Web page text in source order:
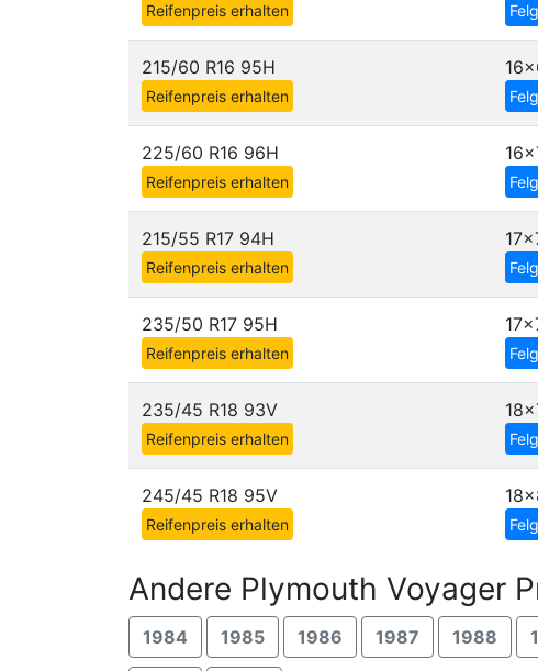
Reifenpreis erhalten
215/60 R16 95H
Reifenpreis erhalten
225/60 R16 96H
Reifenpreis erhalten
215/55 R17 94H
Reifenpreis erhalten
235/50 R17 95H
Reifenpreis erhalten
235/45 R18 93V
Reifenpreis erhalten
245/45 R18 95V
Reifenpreis erhalten
Andere Plymouth Voyager
1984 1985 1986 1987 1988